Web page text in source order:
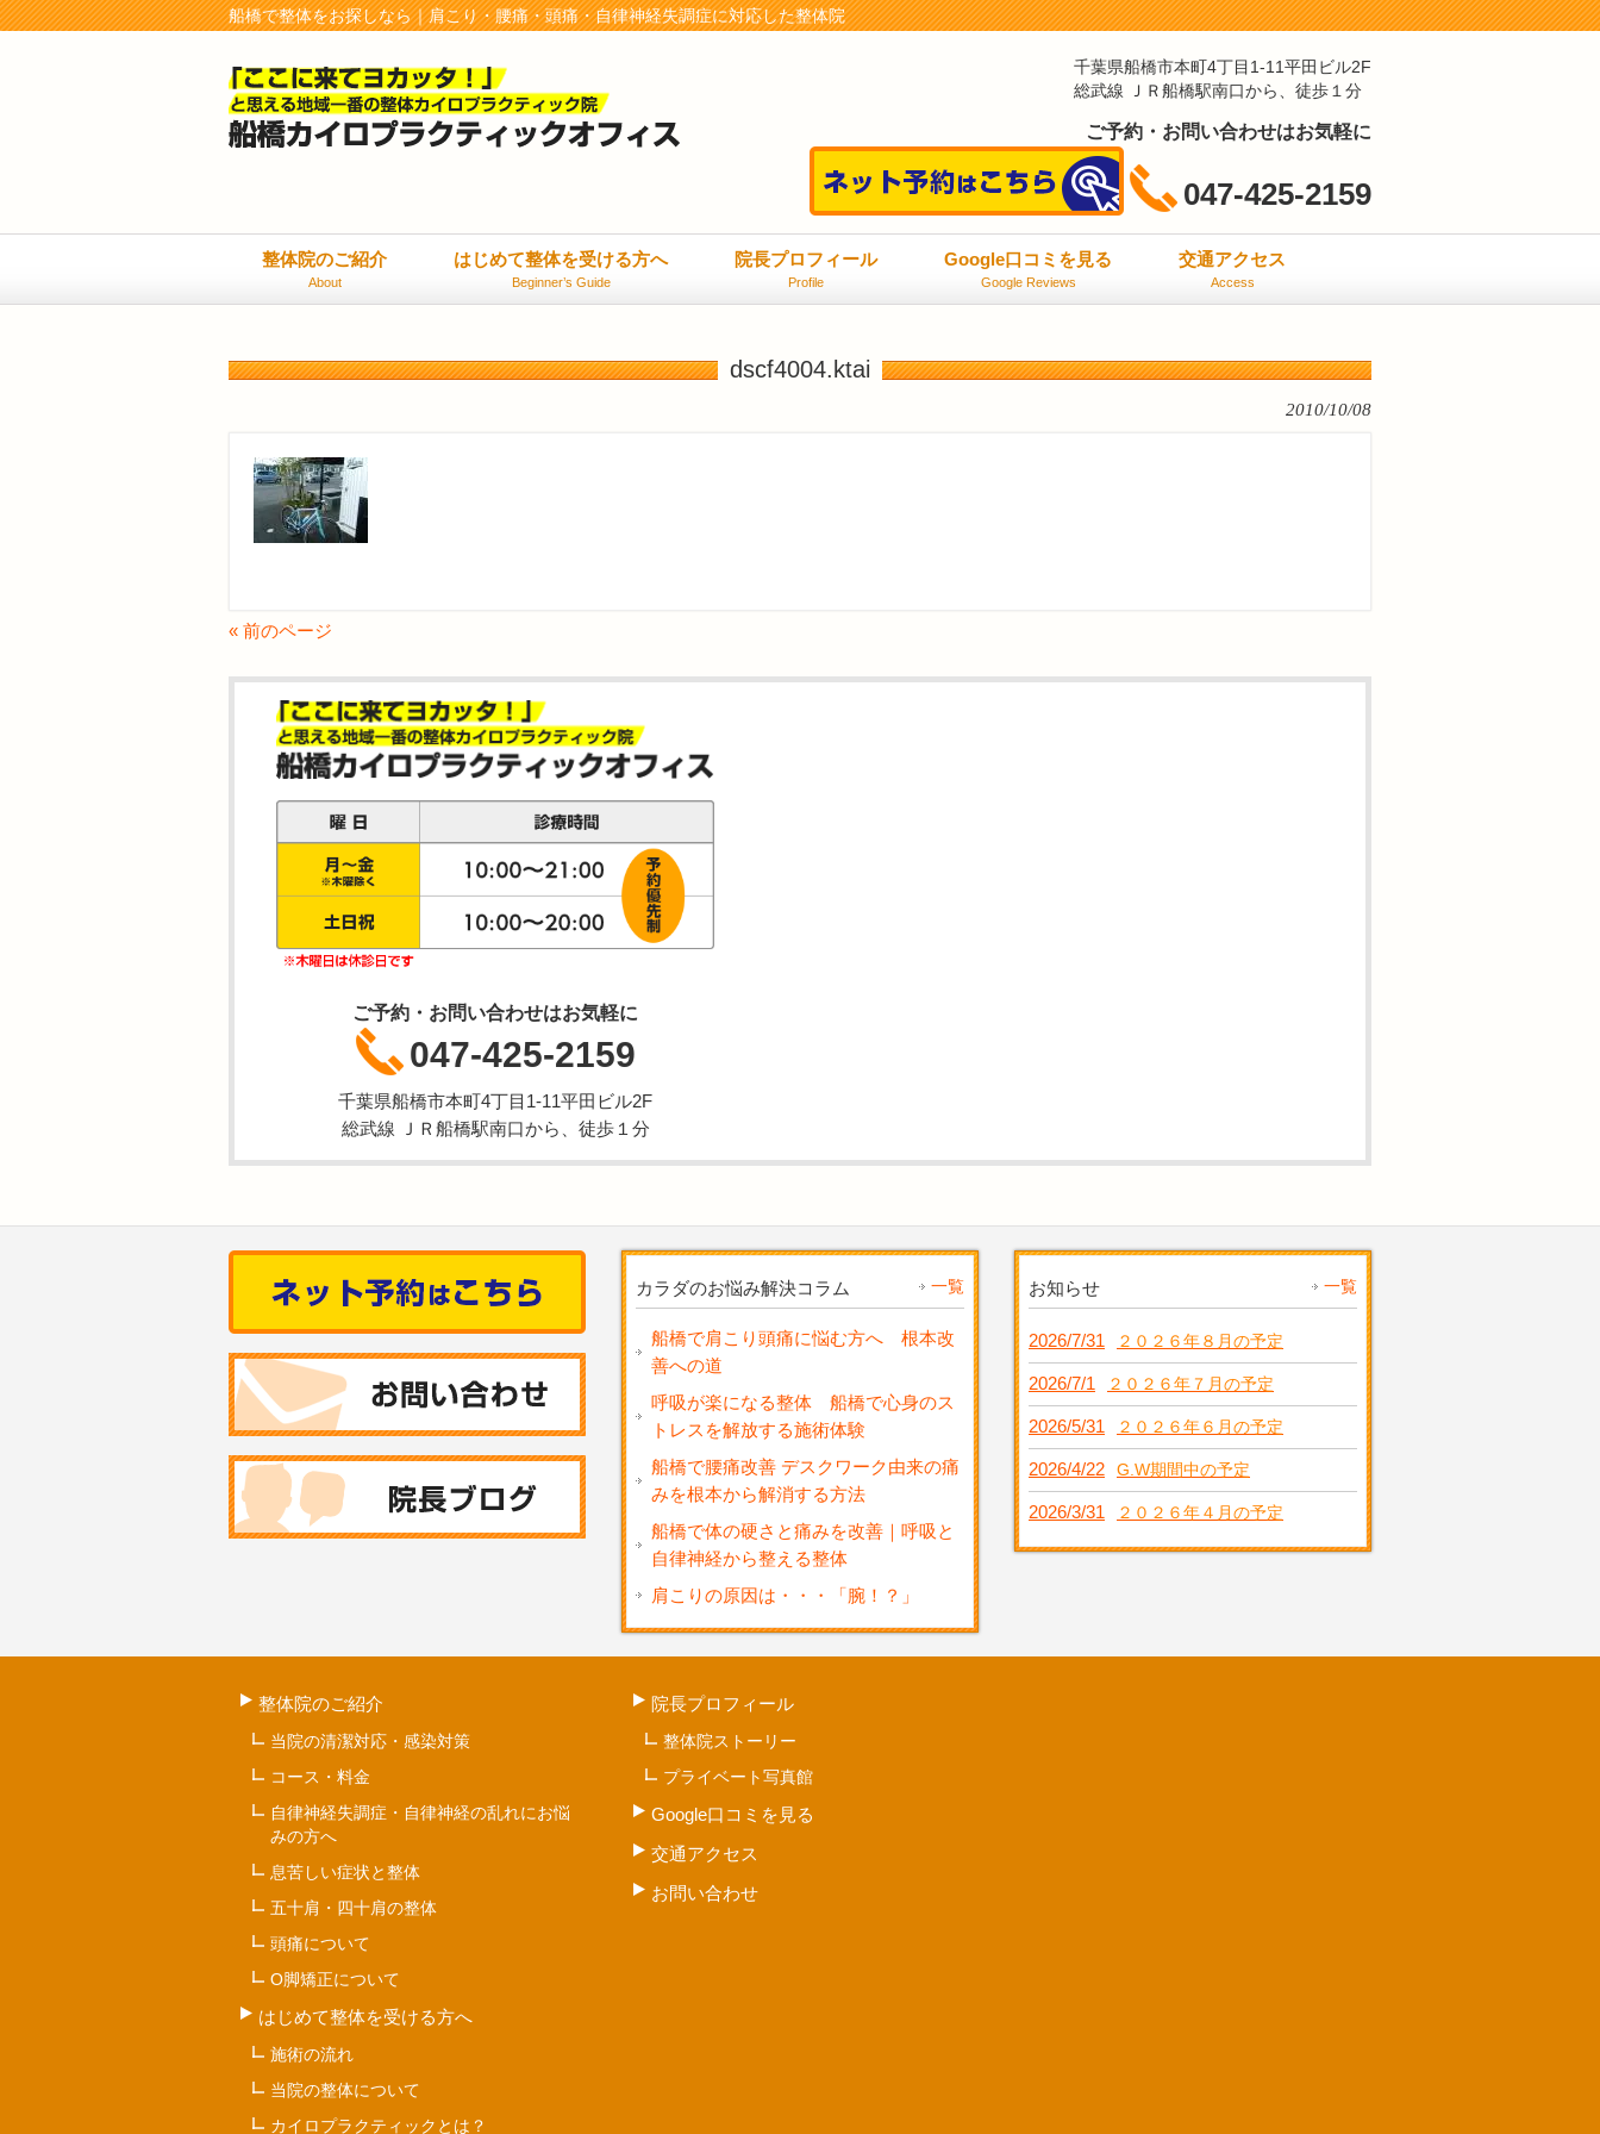
船橋で整体をお探しなら｜肩こり・腰痛・頭痛・自律神経失調症に対応した整体院
千葉県船橋市本町4丁目1-11平田ビル2F
総武線 ＪＲ船橋駅南口から、徒歩１分
ご予約・お問い合わせはお気軽に
047-425-2159
整体院のご紹介
About
はじめて整体を受ける方へ
Beginner’s Guide
院長プロフィール
Profile
Google口コミを見る
Google Reviews
交通アクセス
Access
dscf4004.ktai
2010/10/08
« 前のページ
ご予約・お問い合わせはお気軽に
047-425-2159
千葉県船橋市本町4丁目1-11平田ビル2F
総武線 ＪＲ船橋駅南口から、徒歩１分
カラダのお悩み解決コラム 一覧
船橋で肩こり頭痛に悩む方へ 根本改
善への道
呼吸が楽になる整体 船橋で心身のス
トレスを解放する施術体験
船橋で腰痛改善 デスクワーク由来の痛
みを根本から解消する方法
船橋で体の硬さと痛みを改善｜呼吸と
自律神経から整える整体
肩こりの原因は・・・「腕！？」
お知らせ 一覧
2026/7/31 ２０２６年８月の予定
2026/7/1 ２０２６年７月の予定
2026/5/31 ２０２６年６月の予定
2026/4/22 G.W期間中の予定
2026/3/31 ２０２６年４月の予定
整体院のご紹介
当院の清潔対応・感染対策
コース・料金
自律神経失調症・自律神経の乱れにお悩
みの方へ
息苦しい症状と整体
五十肩・四十肩の整体
頭痛について
O脚矯正について
はじめて整体を受ける方へ
施術の流れ
当院の整体について
カイロプラクティックとは？
院長プロフィール
整体院ストーリー
プライベート写真館
Google口コミを見る
交通アクセス
お問い合わせ